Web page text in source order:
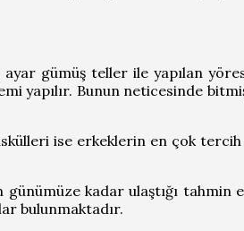
gümüş teller ile yapılan
yapılır. Bunun neticesinde
ise erkeklerin en çok
kadar ulaştığı tahmin
bulunmaktadır.